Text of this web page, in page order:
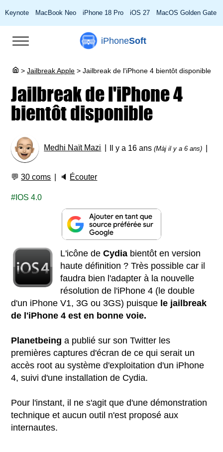
Keynote MacBook Neo iPhone 18 Pro iOS 27 MacOS Golden Gate
iPhoneSoft
> Jailbreak Apple > Jailbreak de l'iPhone 4 bientôt disponible
Jailbreak de l'iPhone 4
bientôt disponible
Medhi Naït Mazi Il y a 16 ans(Màj il y a 6 ans)
💬30 coms 🔈 Écouter
IOS 4.0
L'icône deCydia bientôt en version
haute définition ? Très possible car il
faudra bien l'adapter à la nouvelle
résolution de l'iPhone 4 (le double
d'un iPhone V1, 3G ou 3GS) puisque le jailbreak
de l'iPhone 4 est en bonne voie.
Planetbeing a publié sur son Twitter les
premières captures d'écran de ce qui serait un
accès root au système d'exploitation d'un iPhone
4, suivi d'une installation de Cydia.
Pour l'instant, il ne s'agit que d'une démonstration
technique et aucun outil n'est proposé aux
internautes.